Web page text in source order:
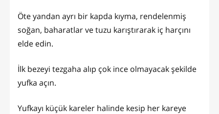
Öte yandan ayrı bir kapda kıyma, rendelenmiş
soğan, baharatlar ve tuzu karıştırarak iç harçını
elde edin.
İlk bezeyi tezgaha alıp çok ince olmayacak şekilde
yufka açın.
Yufkayı küçük kareler halinde kesip her kareye